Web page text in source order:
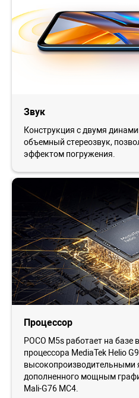
Звук
Конструкция с двумя
объемный стереозвук,
эффектом погружения.
Процессор
POCO M5s работает на базе
процессора MediaTek Helio
высокопроизводительными
дополненного мощным
Mali-G76 MC4.